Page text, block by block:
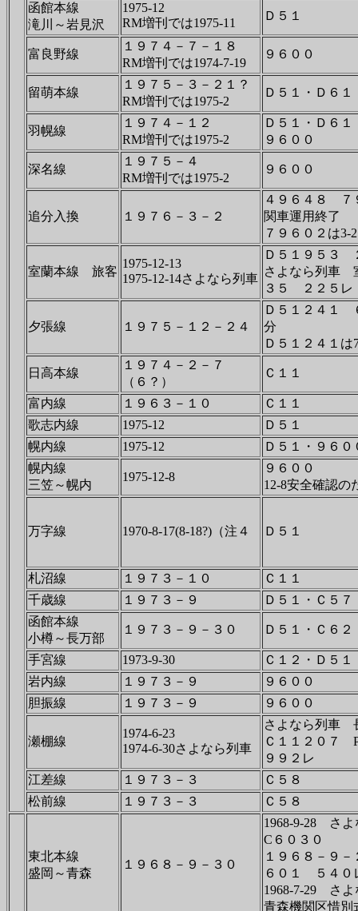
函館本線
滝川～岩見沢
1975-12
RM増刊では1975-11
Ｄ５１
富良野線
１９７４－７－１８
RM増刊では1974-7-19
９６００
留萌本線
１９７５－３－２１？
RM増刊では1975-2
Ｄ５１・Ｄ６１
羽幌線
１９７４－１２
RM増刊では1975-2
Ｄ５１・Ｄ６１
９６００
深名線
１９７５－４
RM増刊では1975-2
９６００
追分入換 １９７６－３－２
４９６４８ ７
関車運用終了
７９６０２は3-
室蘭本線 旅客
1975-12-13
1975-12-14さよなら列車
Ｄ５１９５３
さよなら列車
３５ ２２５レ
夕張線 １９７５－１２－２４
Ｄ５１２４１
分
Ｄ５１２４１は
日高本線
１９７４－２－７
（６？）
Ｃ１１
富内線 １９６３－１０
Ｃ１１
歌志内線
1975-12
Ｄ５１
幌内線
1975-12
Ｄ５１・９６０
幌内線
三笠～幌内
1975-12-8
９６００
12-8安全確認の
万字線 1970-8-17(8-18?)（注４ Ｄ５１
札沼線 １９７３－１０
Ｃ１１
千歳線
１９７３－９
Ｄ５１・Ｃ５７
函館本線
小樽～長万部
１９７３－９－３０ Ｄ５１・Ｃ６２
手宮線 1973-9-30
Ｃ１２・Ｄ５１
岩内線
１９７３－９
９６００
胆振線
１９７３－９ ９６００
瀬棚線
1974-6-23
1974-6-30さよなら列車
さよなら列車
Ｃ１１２０７
９９２レ
江差線
１９７３－３
Ｃ５８
松前線
１９７３－３ Ｃ５８
東北本線
盛岡～青森
１９６８－９－３０
1968-9-28 さ
C６０３０
１９６８－９
６０１ ５４０
1968-7-29 さよ
青森機関区惜別